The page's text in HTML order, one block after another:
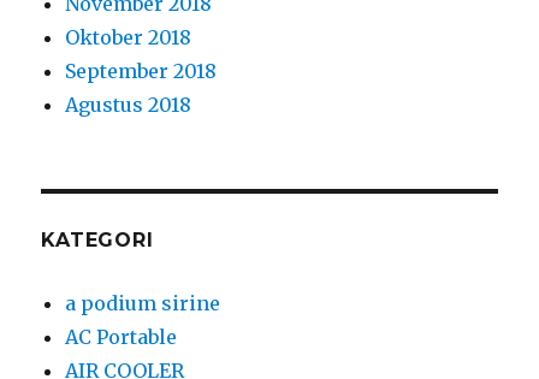
KATEGORI
a podium sirine
AIR COOLER
alat acara
alat catering
alat cuci tangan